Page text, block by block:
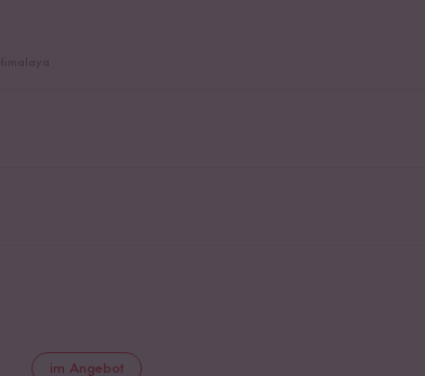
im Angebot